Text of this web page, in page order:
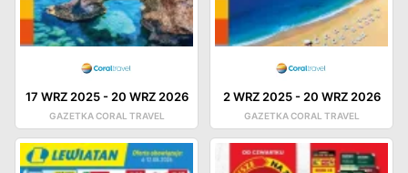
17 WRZ 2025- 20 WRZ 2026
GAZETKA CORAL TRAVEL
2 WRZ 2025- 20 WRZ 2026
GAZETKA CORAL TRAVEL